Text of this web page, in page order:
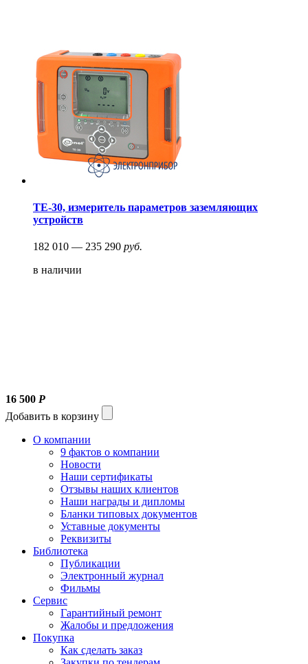
ТЕ-30, измеритель параметров заземляющих
устройств
182 010 — 235 290 руб.
в наличии
16 500 Р
Добавить в корзину
О компании
9 фактов о компании
Новости
Наши сертификаты
Отзывы наших клиентов
Наши награды и дипломы
Бланки типовых документов
Уставные документы
Реквизиты
Библиотека
Публикации
Электронный журнал
Фильмы
Сервис
Гарантийный ремонт
Жалобы и предложения
Покупка
Как сделать заказ